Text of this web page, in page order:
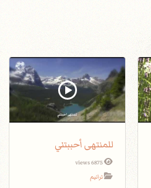
للمنتهى أحببتني
6875 views
ترانيم